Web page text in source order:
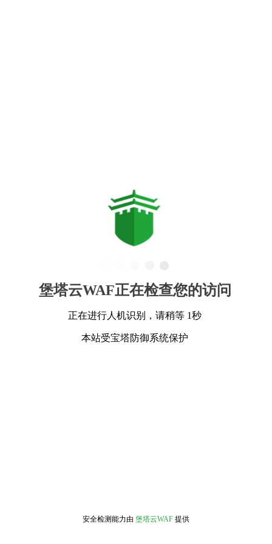
堡塔云WAF正在检查您的访问
正在进行人机识别，请稍等 1秒
本站受宝塔防御系统保护
安全检测能力由 堡塔云WAF 提供